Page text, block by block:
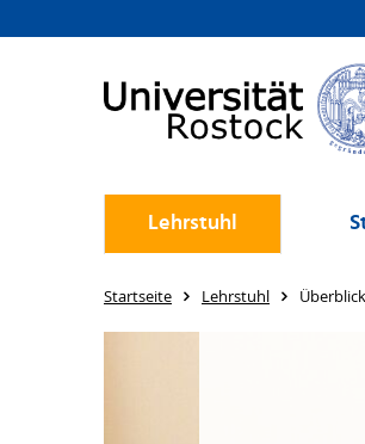
Lehrstuhl
Startseite Lehrstuhl